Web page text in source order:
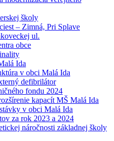
školy
– Zimná, Pri Splave
ul.
obce
Ida
v obci Malá Ida
defibrilátor
fondu 2024
kapacít MŠ Malá Ida
v obci Malá Ida
za rok 2023 a 2024
náročnosti základnej školy